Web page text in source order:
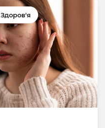
Здоров'я